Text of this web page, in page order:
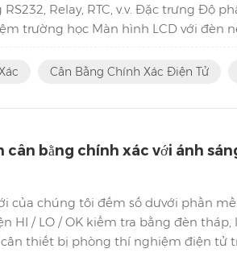
Relay, RTC, v.v. Đặc trưng Độ
trường học Màn hình LCD với đèn
Cân Bằng Chính Xác Điện Tử
cân bằng chính xác với ánh
của chúng tôi đếm số dưvới phần
HI / LO / OK kiểm tra bằng đèn
thiết bị phòng thí nghiệm điện tử